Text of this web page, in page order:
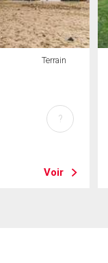
Terrain
Voir
?